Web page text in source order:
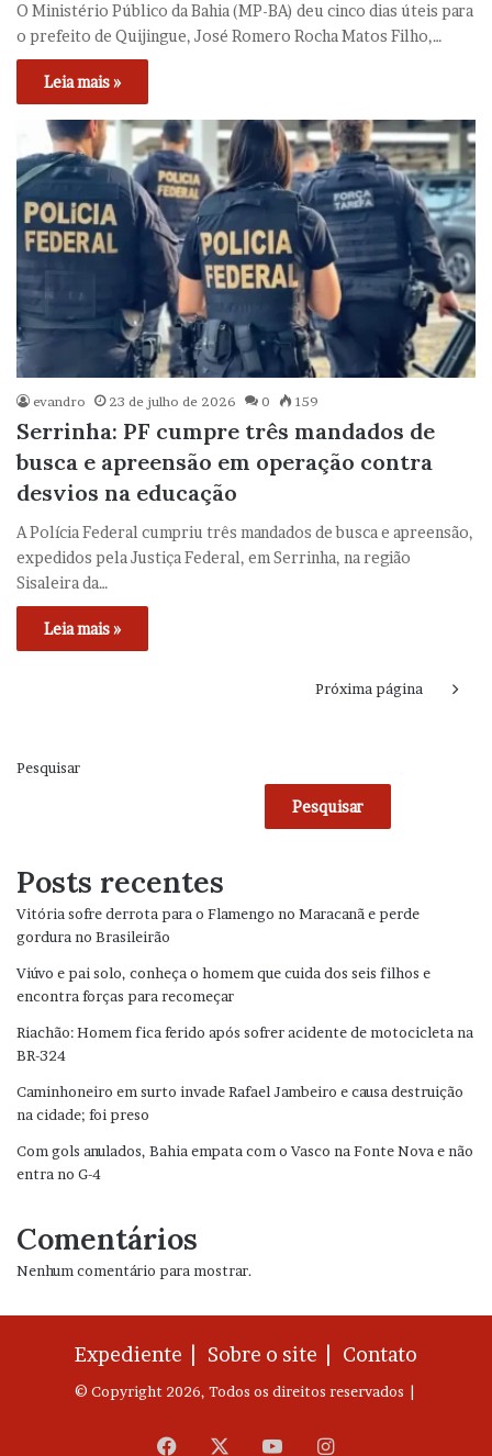
O Ministério Público da Bahia (MP-BA) deu cinco dias úteis para
o prefeito de Quijingue, José Romero Rocha Matos Filho,…
Leia mais »
evandro 23 de julho de 2026 0 159
Serrinha: PF cumpre três mandados de
busca e apreensão em operação contra
desvios na educação
A Polícia Federal cumpriu três mandados de busca e apreensão,
expedidos pela Justiça Federal, em Serrinha, na região
Sisaleira da…
Leia mais »
Próxima página
Pesquisar
Pesquisar
Posts recentes
Vitória sofre derrota para o Flamengo no Maracanã e perde
gordura no Brasileirão
Viúvo e pai solo, conheça o homem que cuida dos seis filhos e
encontra forças para recomeçar
Riachão: Homem fica ferido após sofrer acidente de motocicleta na
BR-324
Caminhoneiro em surto invade Rafael Jambeiro e causa destruição
na cidade; foi preso
Com gols anulados, Bahia empata com o Vasco na Fonte Nova e não
entra no G-4
Comentários
Nenhum comentário para mostrar.
Expediente | Sobre o site | Contato
© Copyright 2026, Todos os direitos reservados |
Facebook YouTubeInstagram